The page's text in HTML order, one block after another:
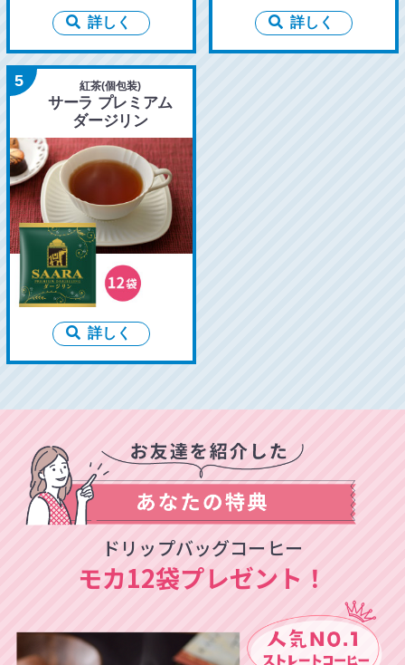
詳しく 詳しく
5 紅茶(個包装)
サーラ プレミアム
ダージリン
詳しく
ドリップバッグコーヒー
モカ12袋プレゼント！